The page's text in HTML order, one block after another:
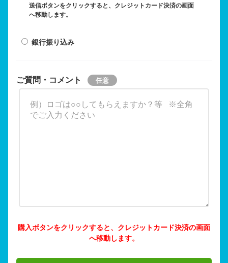
送信ボタンをクリックすると、クレジットカード決済の画面
へ移動します。
銀行振り込み
ご質問・コメント
購入ボタンをクリックすると、クレジットカード決済の画面
へ移動します。